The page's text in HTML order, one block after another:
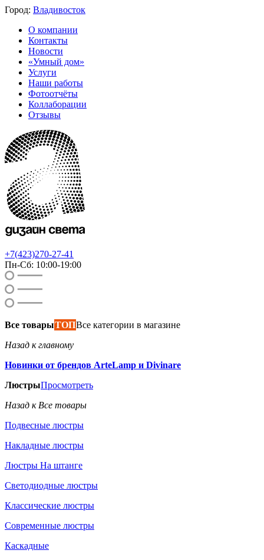
Город: Владивосток
О компании
Контакты
Новости
«Умный дом»
Услуги
Наши работы
Фотоотчёты
Коллаборации
Отзывы
+7(423)270-27-41
Пн-Сб: 10:00-19:00
Все товарыТОПВсе категории в магазине
Назад к главному
Новинки от брендов ArteLamp и Divinare
ЛюстрыПросмотреть
Назад к Все товары
Подвесные люстры
Накладные люстры
Люстры На штанге
Светодиодные люстры
Классические люстры
Современные люстры
Каскадные